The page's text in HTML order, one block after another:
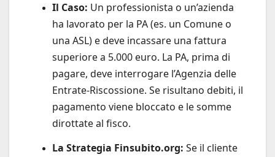
Il Caso: Un professionista o un’azienda
ha lavorato per la PA (es. un Comune o
una ASL) e deve incassare una fattura
superiore a 5.000 euro. La PA, prima di
pagare, deve interrogare l’Agenzia delle
Entrate-Riscossione. Se risultano debiti, il
pagamento viene bloccato e le somme
dirottate al fisco.
La Strategia Finsubito.org: Se il cliente